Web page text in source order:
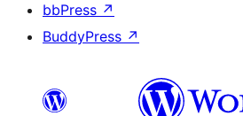
bbPress ↗
BuddyPress ↗